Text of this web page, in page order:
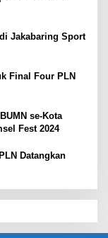
Jakabaring Sport
Final Four PLN
se-Kota
Fest 2024
Datangkan